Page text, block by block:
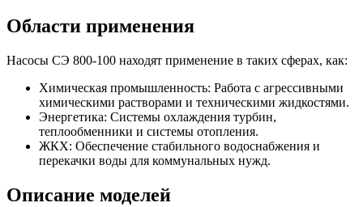
Области применения
Насосы СЭ 800-100 находят применение в таких сферах, как:
Химическая промышленность: Работа с агрессивными
химическими растворами и техническими жидкостями.
Энергетика: Системы охлаждения турбин,
теплообменники и системы отопления.
ЖКХ: Обеспечение стабильного водоснабжения и
перекачки воды для коммунальных нужд.
Описание моделей